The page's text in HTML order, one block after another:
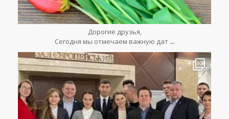
Мар 8
Дорогие друзья,
Сегодня мы отмечаем важную дат ...
lesclefsdorrussia